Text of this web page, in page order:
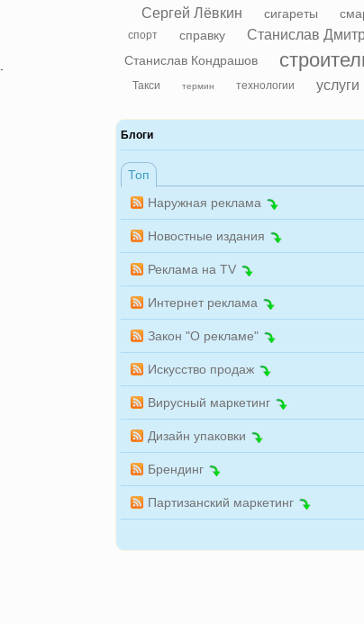
Сергей Лёвкин сигареты
спорт справку Станислав
Станислав Кондрашов
Такси термин технологии услуги
Блоги
Топ
Наружная реклама
Новостные издания
Реклама на TV
Интернет реклама
Закон "О рекламе"
Искусство продаж
Вирусный маркетинг
Дизайн упаковки
Брендинг
Партизанский маркетинг